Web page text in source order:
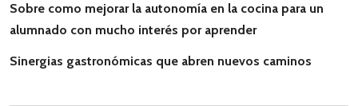
Sobre como mejorar la autonomía en la cocina para un
alumnado con mucho interés por aprender
Sinergias gastronómicas que abren nuevos caminos